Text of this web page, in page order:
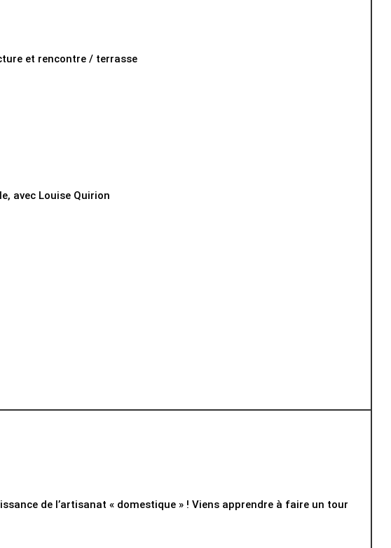
et rencontre / terrasse
avec Louise Quirion
de l’artisanat « domestique » ! Viens apprendre à faire un tour